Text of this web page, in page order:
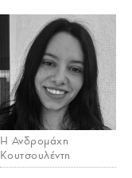
Η Ανδρομάχη
Κουτσουλέντη